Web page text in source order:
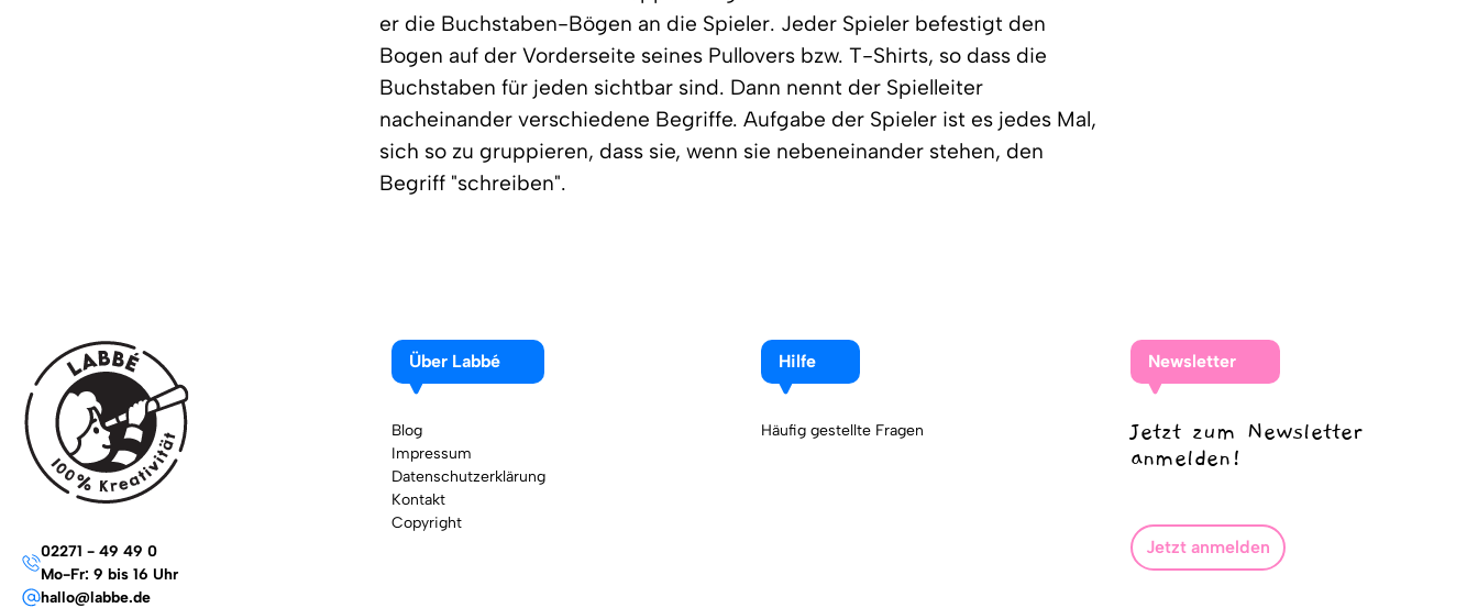
er die Buchstaben-Bögen an die Spieler. Jeder Spieler befestigt den
Bogen auf der Vorderseite seines Pullovers bzw. T-Shirts, so dass die
Buchstaben für jeden sichtbar sind. Dann nennt der Spielleiter
nacheinander verschiedene Begriffe. Aufgabe der Spieler ist es jedes Mal,
sich so zu gruppieren, dass sie, wenn sie nebeneinander stehen, den
Begriff "schreiben".
02271 - 49 49 0
Mo-Fr: 9 bis 16 Uhr
hallo@labbe.de
Über Labbé
Blog
Impressum
Datenschutzerklärung
Kontakt
Copyright
Hilfe
Häufig gestellte Fragen
Newsletter
Jetzt zum Newsletter
anmelden!
Jetzt anmelden